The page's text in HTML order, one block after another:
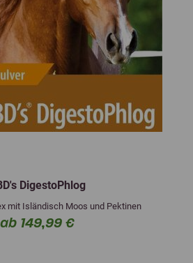
DigestoPhlog
mit Isländisch Moos und Pektinen
ab 149,99 €